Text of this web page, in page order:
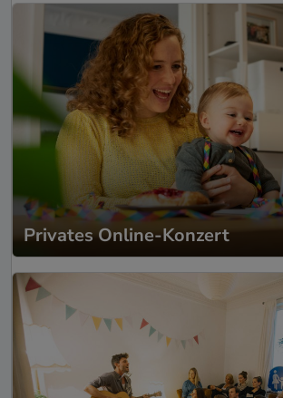
Privates Online-Konzert